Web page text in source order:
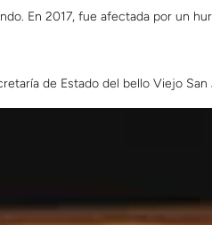
En 2017, fue afectada por un
de Estado del bello Viejo San